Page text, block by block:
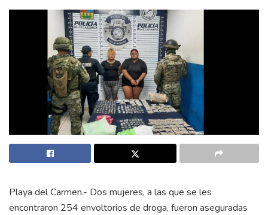
Playa del Carmen.- Dos mujeres, a las que se les
encontraron 254 envoltorios de droga, fueron aseguradas